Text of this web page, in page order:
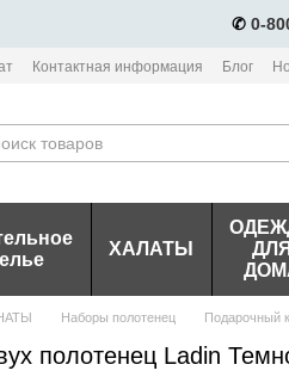
✆ 0-
Контактная информация Блог
приложения Edem-Textile
ХАЛАТЫ
ДЛЯ
Наборы полотенец Подарочный
полотенец Ladin